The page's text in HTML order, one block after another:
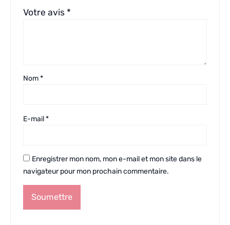
Votre avis *
Nom*
E-mail*
Enregistrer mon nom, mon e-mail et mon site dans le
navigateur pour mon prochain commentaire.